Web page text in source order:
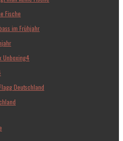
Fische